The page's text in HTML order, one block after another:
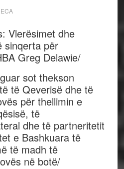
Vlerësimet dhe
sinqerta për
Greg Delawie/
sot thekson
të Qeverisë dhe të
për thellimin e
të
dhe të partneritetit
e Bashkuara të
të madh të
në botë/